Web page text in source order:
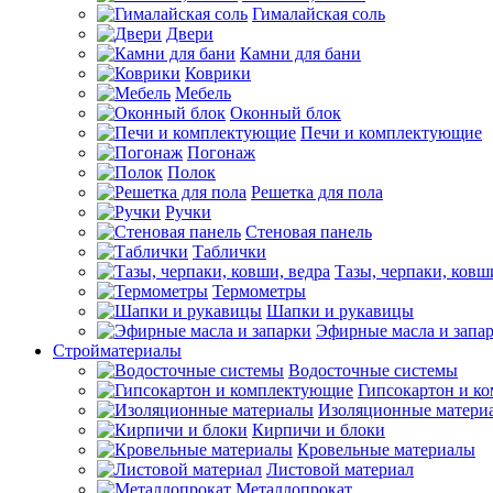
Гималайская соль
Двери
Камни для бани
Коврики
Мебель
Оконный блок
Печи и комплектующие
Погонаж
Полок
Решетка для пола
Ручки
Стеновая панель
Таблички
Тазы, черпаки,
Термометры
Шапки и рукавицы
Эфирные масла и
Стройматериалы
Водосточные системы
Гипсокартон и
Изоляционные
Кирпичи и блоки
Кровельные материалы
Листовой материал
Металлопрокат